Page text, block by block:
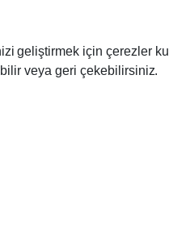
geliştirmek için çerezler
veya geri çekebilirsiniz.